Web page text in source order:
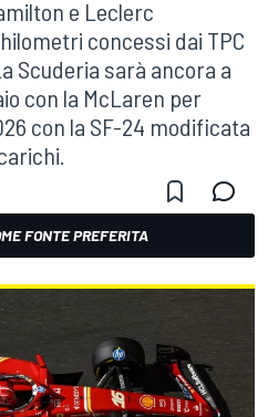
e Leclerc
concessi dai TPC
Scuderia sarà ancora a
con la McLaren per
con la SF-24 modificata
FONTE PREFERITA